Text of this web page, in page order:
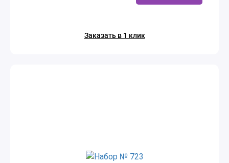
Заказать в 1 клик